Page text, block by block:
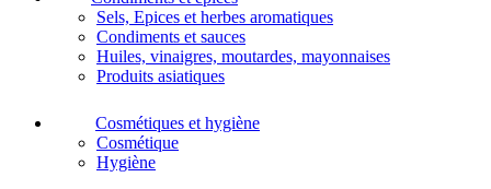
Sels, Epices et herbes aromatiques
Condiments et sauces
Huiles, vinaigres, moutardes, mayonnaises
Produits asiatiques
Cosmétiques et hygiène
Cosmétique
Hygiène